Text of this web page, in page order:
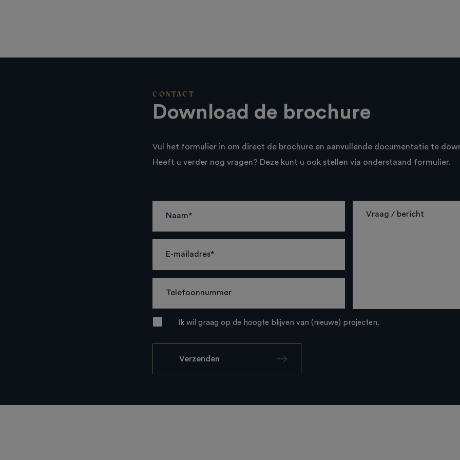
CONTACT
Download de brochure
Vul het formulier in om direct de brochure en aanvullende documentatie te
Heeft u verder nog vragen? Deze kunt u ook stellen via onderstaand formulier.
Ik wil graag op de hoogte blijven van (nieuwe) projecten.